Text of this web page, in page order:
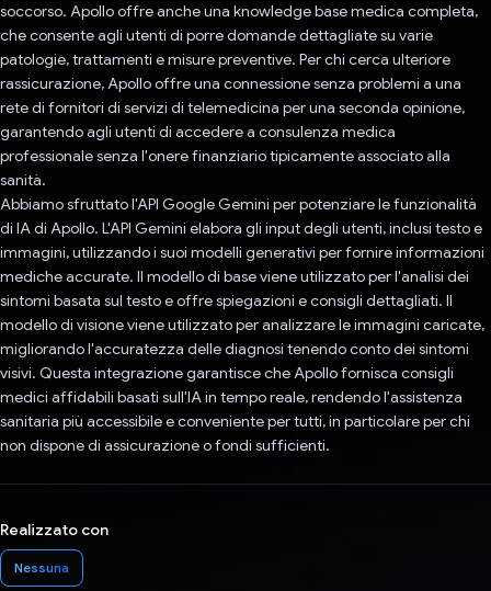
soccorso. Apollo offre anche una knowledge base medica completa,
che consente agli utenti di porre domande dettagliate su varie
patologie, trattamenti e misure preventive. Per chi cerca ulteriore
rassicurazione, Apollo offre una connessione senza problemi a una
rete di fornitori di servizi di telemedicina per una seconda opinione,
garantendo agli utenti di accedere a consulenza medica
professionale senza l'onere finanziario tipicamente associato alla
sanità.
Abbiamo sfruttato l'API Google Gemini per potenziare le funzionalità
di IA di Apollo. L'API Gemini elabora gli input degli utenti, inclusi testo e
immagini, utilizzando i suoi modelli generativi per fornire informazioni
mediche accurate. Il modello di base viene utilizzato per l'analisi dei
sintomi basata sul testo e offre spiegazioni e consigli dettagliati. Il
modello di visione viene utilizzato per analizzare le immagini caricate,
migliorando l'accuratezza delle diagnosi tenendo conto dei sintomi
visivi. Questa integrazione garantisce che Apollo fornisca consigli
medici affidabili basati sull'IA in tempo reale, rendendo l'assistenza
sanitaria più accessibile e conveniente per tutti, in particolare per chi
non dispone di assicurazione o fondi sufficienti.
Realizzato con
Nessuna